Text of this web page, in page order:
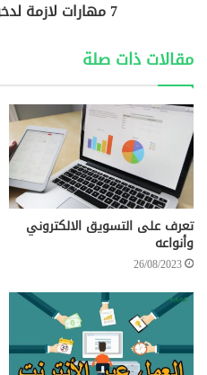
7 مهارات لازمة لدخول عالم الفريلانسر
مقالات ذات صلة
تعرف على التسويق الالكتروني
وأنواعه
26/08/2023